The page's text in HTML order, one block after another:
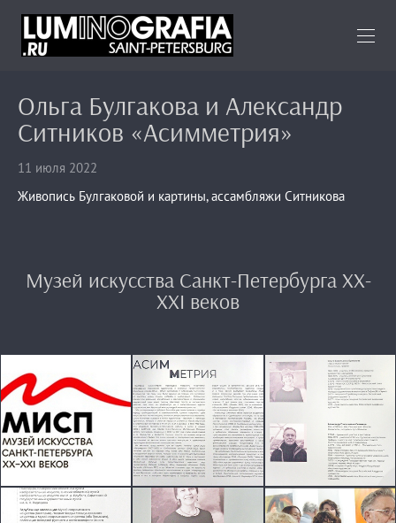
Ольга Булгакова и Александр
Ситников «Асимметрия»
11 июля 2022
Живопись Булгаковой и картины, ассамбляжи Ситникова
Музей искусства Санкт-Петербурга ХХ-
ХХI веков